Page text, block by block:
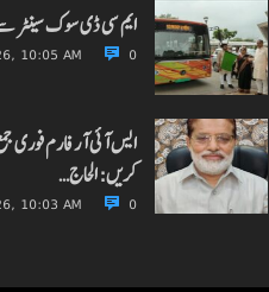
ایم سی ڈی سوک سینٹر
10:05 AM 0
ایس آئی آر فارم فوری
کریں: الحاج…
10:03 AM 0